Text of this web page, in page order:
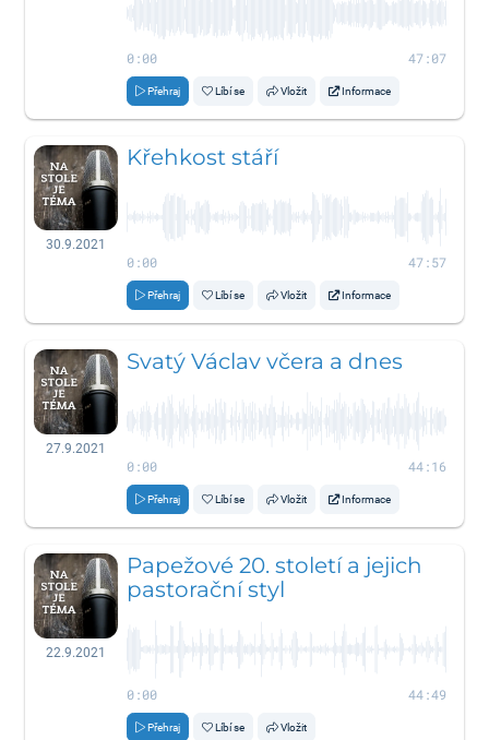
0:00 47:07
Přehraj Líbí se Vložit Informace
30.9.2021
Křehkost stáří
0:00 47:57
Přehraj Líbí se Vložit Informace
27.9.2021
Svatý Václav včera a dnes
0:00 44:16
Přehraj Líbí se Vložit Informace
22.9.2021
Papežové 20. století a jejich
pastorační styl
0:00 44:49
Přehraj Líbí se Vložit